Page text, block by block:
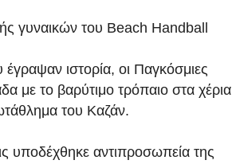
γυναικών του Beach Handball
ιστορία, οι Παγκόσμιες
με το βαρύτιμο τρόπαιο στα χέρια
του Καζάν.
υποδέχθηκε αντιπροσωπεία της